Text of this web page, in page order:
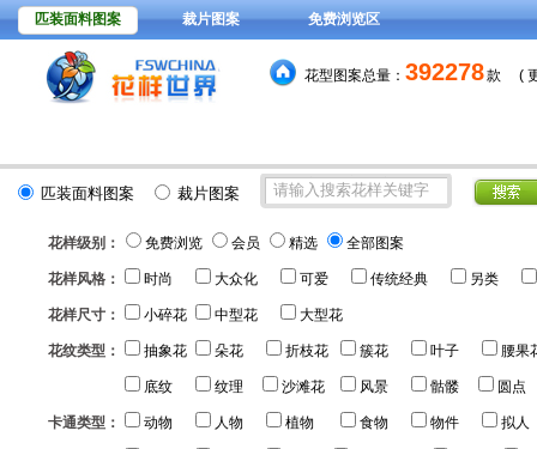
匹装面料图案 裁片图案 免费浏览区
花型图案总量： 392278款 (
匹装面料图案 裁片图案
花样级别： 免费浏览 会员 精选 全部图案
花样风格： 时尚 大众化 可爱 传统经典 另类
花样尺寸： 小碎花 中型花 大型花
花纹类型： 抽象花 朵花 折枝花 簇花 叶子 腰果
底纹 纹理 沙滩花 风景 骷髅 圆点
卡通类型： 动物 人物 植物 食物 物件 拟人